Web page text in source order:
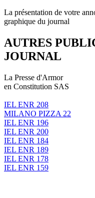
La présentation de votre
graphique du journal
AUTRES
JOURNAL
La Presse d'Armor
en Constitution SAS
IEL ENR 208
MILANO PIZZA 22
IEL ENR 196
IEL ENR 200
IEL ENR 184
IEL ENR 189
IEL ENR 178
IEL ENR 159